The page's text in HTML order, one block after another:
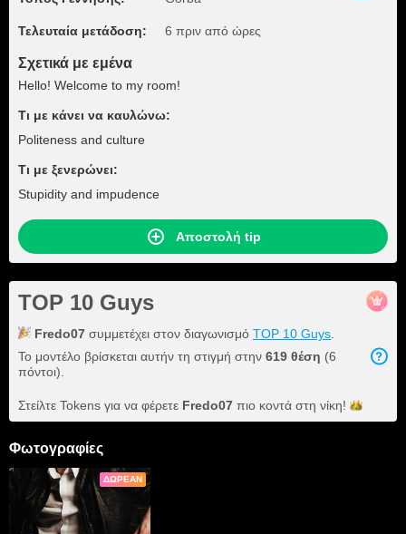
Τελευταία μετάδοση: 6 πριν από ώρες
Σχετικά με εμένα
Hello! Welcome to my room!
Τι με κάνει να καυλώνω:
Politeness and culture
Τι με ξενερώνει:
Stupidity and impudence
Αποστολή tip
TOP 10 Guys
Fredo07 συμμετέχει στον διαγωνισμό TOP 10 Guys
Το μοντέλο βρίσκεται αυτήν τη στιγμή στην 619 θέση (6
πόντοι).
Στείλτε Tokens για να φέρετε Fredo07 πιο κοντά στη νίκη!
Φωτογραφίες
ΔΩΡΕΆΝ